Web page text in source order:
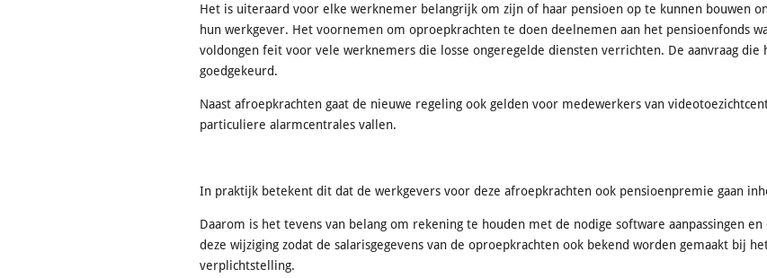
Het is uiteraard voor elke werknemer belangrijk om zijn of haar pensioen op te kunnen bouwen
hun werkgever. Het voornemen om oproepkrachten te doen deelnemen aan het pensioenfonds
voldongen feit voor vele werknemers die losse ongeregelde diensten verrichten. De aanvraag
goedgekeurd.
Naast afroepkrachten gaat de nieuwe regeling ook gelden voor medewerkers van
particuliere alarmcentrales vallen.
In praktijk betekent dit dat de werkgevers voor deze afroepkrachten ook pensioenpremie gaan
Daarom is het tevens van belang om rekening te houden met de nodige software aanpassingen
deze wijziging zodat de salarisgegevens van de oproepkrachten ook bekend worden gemaakt bij
verplichtstelling.